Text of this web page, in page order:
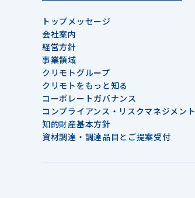
トップメッセージ
会社案内
経営方針
事業領域
クリモトグループ
クリモトをもっと知る
コーポレートガバナンス
コンプライアンス・リスクマネジメント
知的財産基本方針
資材調達・調達品目とご提案受付